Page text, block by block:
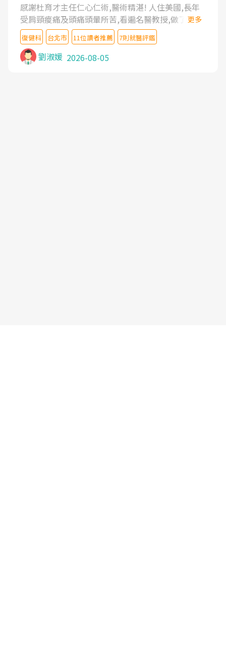
感謝杜育才主任仁心仁術,醫術精湛! 人住美國,長年
受肩頸痠痛及頭痛頭暈所苦,看遍名醫教授,做了各種
檢查,也嘗試過西醫打針,中醫針灸及物理徒手治療都
沒有用,後來連吃到嗎啡類止痛藥都效果有限,只是壓
症狀,沒多久就痛起來,多年失眠嚴重影響生活品質.
台灣親友介紹忠孝醫院杜育才主任是頸頭症候群專
更多
復健科 台北市 11位讀者推薦 7則就醫評鑑
劉淑媛 2026-08-05